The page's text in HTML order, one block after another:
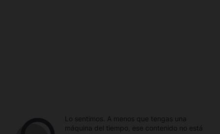
Lo sentimos. A menos que tengas una
máquina del tiempo, ese contenido no está